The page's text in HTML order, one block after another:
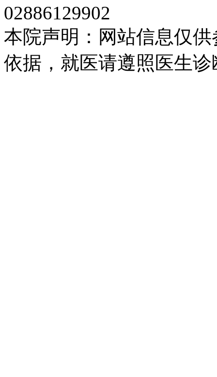
02886129902
本院声明：网站信息仅
依据，就医请遵照医生诊